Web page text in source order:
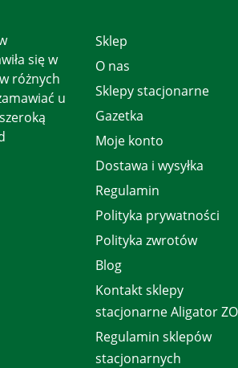
się w
różnych
u
Sklep
O nas
Sklepy stacjonarne
Gazetka
Moje konto
Dostawa i wysyłka
Regulamin
Polityka prywatności
Polityka zwrotów
Blog
Kontakt sklepy
stacjonarne Aligator
Regulamin sklepów
stacjonarnych